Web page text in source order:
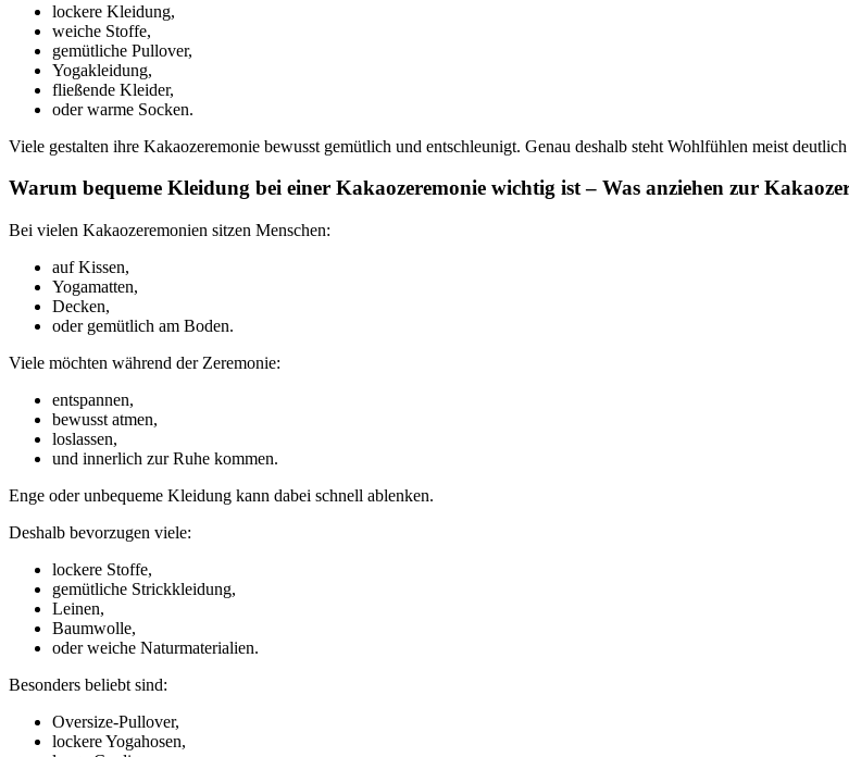
lockere Kleidung,
weiche Stoffe,
gemütliche Pullover,
Yogakleidung,
fließende Kleider,
oder warme Socken.
Viele gestalten ihre Kakaozeremonie bewusst gemütlich und entschleunigt. Genau deshalb steht Wohlfühlen meist
Warum bequeme Kleidung bei einer Kakaozeremonie wichtig ist – Was anziehen zur
Bei vielen Kakaozeremonien sitzen Menschen:
auf Kissen,
Yogamatten,
Decken,
oder gemütlich am Boden.
Viele möchten während der Zeremonie:
entspannen,
bewusst atmen,
loslassen,
und innerlich zur Ruhe kommen.
Enge oder unbequeme Kleidung kann dabei schnell ablenken.
Deshalb bevorzugen viele:
lockere Stoffe,
gemütliche Strickkleidung,
Leinen,
Baumwolle,
oder weiche Naturmaterialien.
Besonders beliebt sind:
Oversize-Pullover,
lockere Yogahosen,